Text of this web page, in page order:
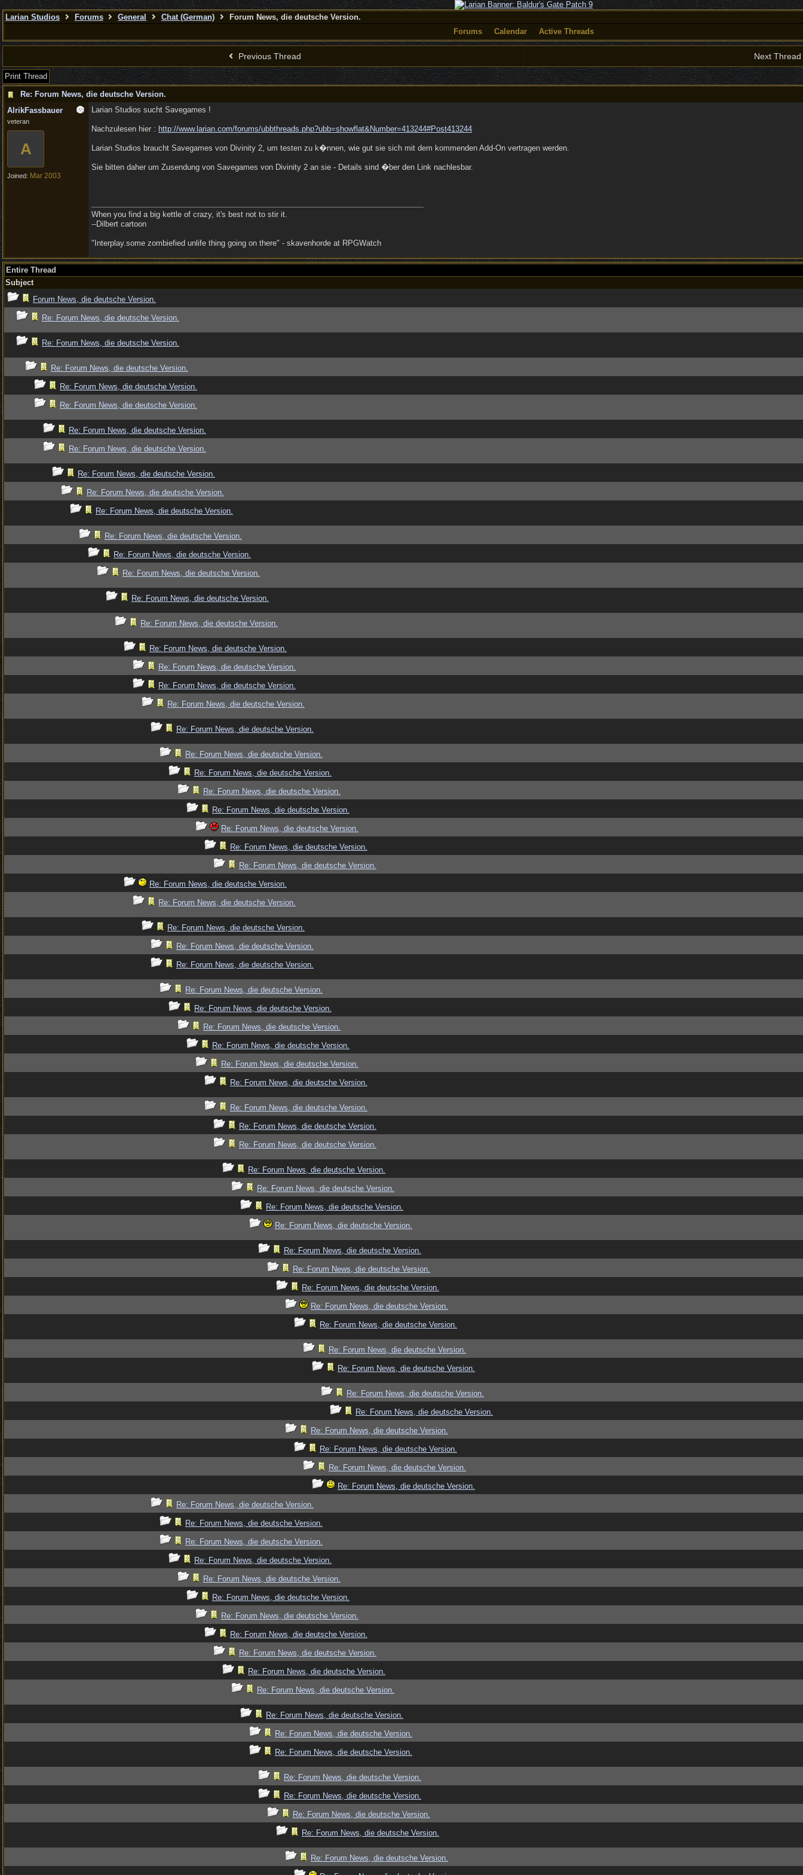
Larian Studios Forums General Chat (German)
Forum News, die deutsche Version.
Forums
Calendar Active Threads
Previous Thread Next Thread
Print Thread
Re: Forum News, die deutsche Version.
AlrikFassbauer
veteran
A
Joined: Mar 2003
Larian Studios sucht Savegames !
Nachzulesen hier : http://www.larian.com/forums/ubbthreads.php?ubb=showflat&Number=413244#Post413244
Larian Studios braucht Savegames von Divinity 2, um testen zu k�nnen, wie gut sie sich mit dem kommenden Add-On vertragen werden.
Sie bitten daher um Zusendung von Savegames von Divinity 2 an sie - Details sind �ber den Link nachlesbar.
When you find a big kettle of crazy, it's best not to stir it.
--Dilbert cartoon
"Interplay.some zombiefied unlife thing going on there" - skavenhorde at RPGWatch
Entire Thread
Subject
Forum News, die deutsche Version.
Re: Forum News, die deutsche Version.
Re: Forum News, die deutsche Version.
Re: Forum News, die deutsche Version.
Re: Forum News, die deutsche Version.
Re: Forum News, die deutsche Version.
Re: Forum News, die deutsche Version.
Re: Forum News, die deutsche Version.
Re: Forum News, die deutsche Version.
Re: Forum News, die deutsche Version.
Re: Forum News, die deutsche Version.
Re: Forum News, die deutsche Version.
Re: Forum News, die deutsche Version.
Re: Forum News, die deutsche Version.
Re: Forum News, die deutsche Version.
Re: Forum News, die deutsche Version.
Re: Forum News, die deutsche Version.
Re: Forum News, die deutsche Version.
Re: Forum News, die deutsche Version.
Re: Forum News, die deutsche Version.
Re: Forum News, die deutsche Version.
Re: Forum News, die deutsche Version.
Re: Forum News, die deutsche Version.
Re: Forum News, die deutsche Version.
Re: Forum News, die deutsche Version.
Re: Forum News, die deutsche Version.
Re: Forum News, die deutsche Version.
Re: Forum News, die deutsche Version.
Re: Forum News, die deutsche Version.
Re: Forum News, die deutsche Version.
Re: Forum News, die deutsche Version.
Re: Forum News, die deutsche Version.
Re: Forum News, die deutsche Version.
Re: Forum News, die deutsche Version.
Re: Forum News, die deutsche Version.
Re: Forum News, die deutsche Version.
Re: Forum News, die deutsche Version.
Re: Forum News, die deutsche Version.
Re: Forum News, die deutsche Version.
Re: Forum News, die deutsche Version.
Re: Forum News, die deutsche Version.
Re: Forum News, die deutsche Version.
Re: Forum News, die deutsche Version.
Re: Forum News, die deutsche Version.
Re: Forum News, die deutsche Version.
Re: Forum News, die deutsche Version.
Re: Forum News, die deutsche Version.
Re: Forum News, die deutsche Version.
Re: Forum News, die deutsche Version.
Re: Forum News, die deutsche Version.
Re: Forum News, die deutsche Version.
Re: Forum News, die deutsche Version.
Re: Forum News, die deutsche Version.
Re: Forum News, die deutsche Version.
Re: Forum News, die deutsche Version.
Re: Forum News, die deutsche Version.
Re: Forum News, die deutsche Version.
Re: Forum News, die deutsche Version.
Re: Forum News, die deutsche Version.
Re: Forum News, die deutsche Version.
Re: Forum News, die deutsche Version.
Re: Forum News, die deutsche Version.
Re: Forum News, die deutsche Version.
Re: Forum News, die deutsche Version.
Re: Forum News, die deutsche Version.
Re: Forum News, die deutsche Version.
Re: Forum News, die deutsche Version.
Re: Forum News, die deutsche Version.
Re: Forum News, die deutsche Version.
Re: Forum News, die deutsche Version.
Re: Forum News, die deutsche Version.
Re: Forum News, die deutsche Version.
Re: Forum News, die deutsche Version.
Re: Forum News, die deutsche Version.
Re: Forum News, die deutsche Version.
Re: Forum News, die deutsche Version.
Re: Forum News, die deutsche Version.
Re: Forum News, die deutsche Version.